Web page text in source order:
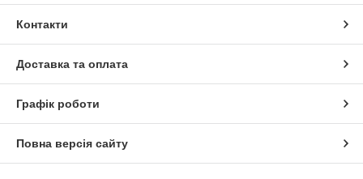
Контакти
Доставка та оплата
Графік роботи
Повна версія сайту